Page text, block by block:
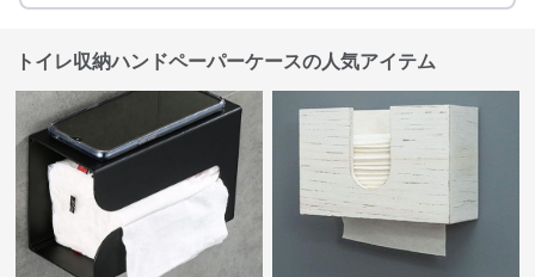
トイレ収納ハンドペーパーケースの人気アイテム